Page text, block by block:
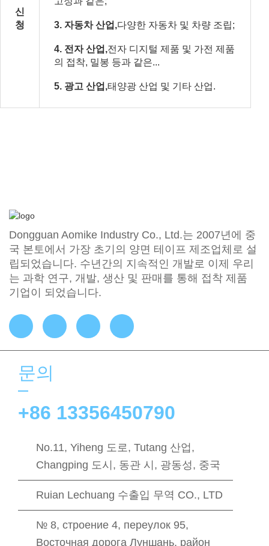
신
청
3. 자동차 산업,다양한 자동차 및 차량 조립;
4. 전자 산업,전자 디지털 제품 및 가전 제품
의 접착, 밀봉 등과 같은...
5. 광고 산업,태양광 산업 및 기타 산업.
Dongguan Aomike Industry Co., Ltd.는 2007년에 중
국 본토에서 가장 초기의 양면 테이프 제조업체로 설
립되었습니다. 수년간의 지속적인 개발로 이제 우리
는 과학 연구, 개발, 생산 및 판매를 통해 접착 제품
기업이 되었습니다.
문의
+86 13356450790
No.11, Yiheng 도로, Tutang 산업,
Changping 도시, 동관 시, 광동성, 중국
Ruian Lechuang 수출입 무역 CO., LTD
№ 8, строение 4, переулок 95,
Восточная дорога Луншань, район